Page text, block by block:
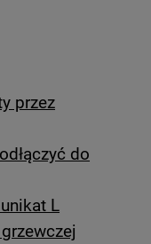
przez
do
L